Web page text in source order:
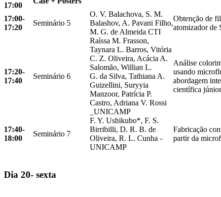
17:00
17:00-
17:20
Seminário 5
O. V. Balachova, S. M.
Balashov, A. Pavani Filho,
M. G. de Almeida CTI
Obtenção de
atomizador de
17:20-
17:40
Seminário 6
Raíssa M. Frasson,
Taynara L. Barros, Vitória
C. Z. Oliveira, Acácia A.
Salomão, Willian L.
G. da Silva, Tathiana A.
Guizellini, Suryyia
Manzoor, Patrícia P.
Castro, Adriana V. Rossi
_UNICAMP
Análise
usando
abordagem
científica júnior
17:40-
18:00
Seminário 7
F. Y. Ushikubo*, F. S.
Birribilli, D. R. B. de
Oliveira, R. L. Cunha -
UNICAMP
Fabricação
partir da
Dia 20- sexta